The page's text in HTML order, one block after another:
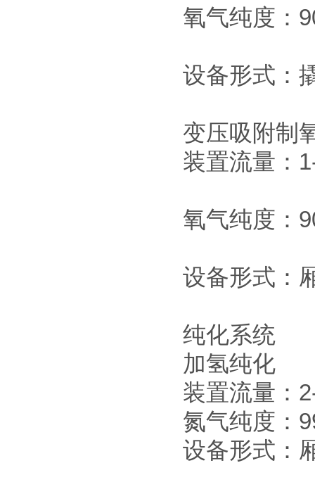
氧气纯度：
设备形式：
变压吸附制
装置流量：
氧气纯度：
设备形式：
纯化系统
加氢纯化
装置流量：
氮气纯度：
设备形式：